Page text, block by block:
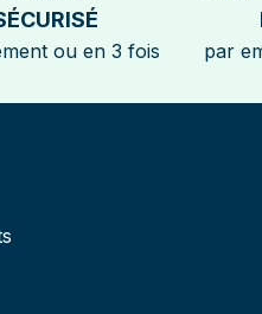
ou en 3 fois par